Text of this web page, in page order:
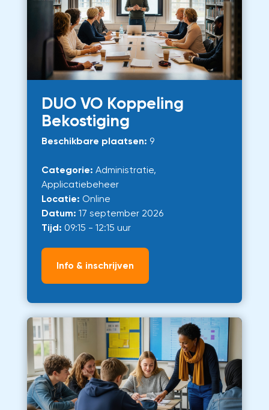
DUO VO Koppeling
Bekostiging
Beschikbare plaatsen: 9
Categorie: Administratie,
Applicatiebeheer
Locatie: Online
Datum: 17 september 2026
Tijd: 09:15 - 12:15 uur
Info & inschrijven